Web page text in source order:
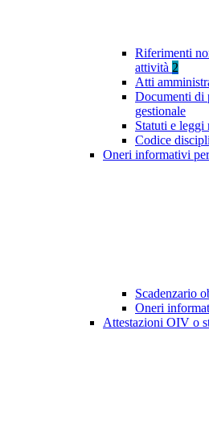
Riferimenti
attività 2
Atti
Documenti di
gestionale
Statuti e leggi
Codice
Oneri informativi
Scadenzario
Oneri
Attestazioni OIV o